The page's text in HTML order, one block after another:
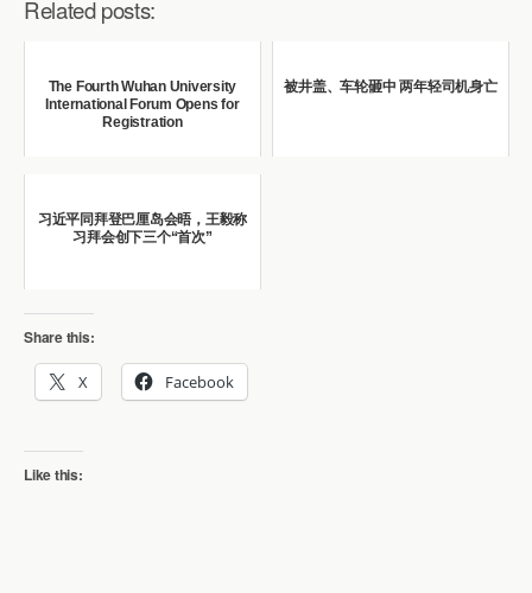
Related posts:
The Fourth Wuhan University
International Forum Opens for
Registration
被井盖、车轮砸中 两年轻司机身亡
习近平同拜登巴厘岛会晤，王毅称
习拜会创下三个“首次”
Share this:
X Facebook
Like this: